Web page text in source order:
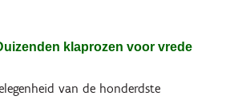
klaprozen voor vrede
van de honderdste